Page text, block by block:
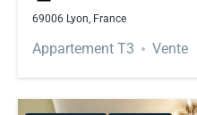
69006 Lyon, France
Appartement T3 Vente